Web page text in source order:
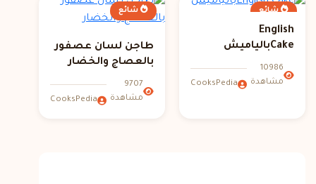
شائع
‏English
Cakeبالياميش
10986
مشاهدة
CooksPedia
شائع
طاجن لسان عصفور
بالعصاج والخضار
9707
مشاهدة
CooksPedia